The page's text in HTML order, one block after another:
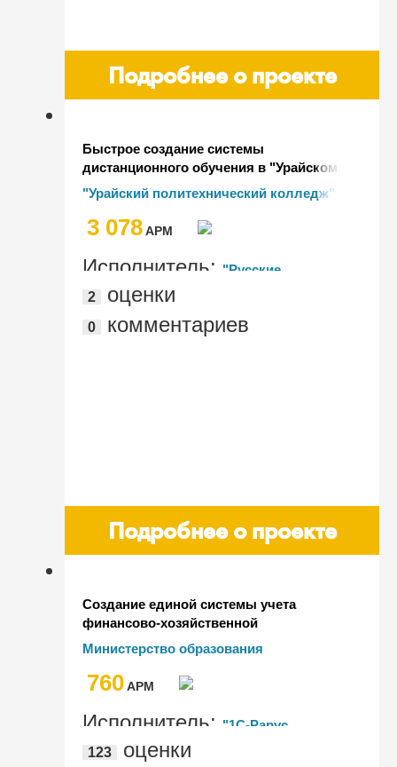
Подробнее о проекте
Быстрое создание системы
дистанционного обучения в "Урайском
политехническом колледже"
"Урайский политехнический колледж"
3 078AРМ
Исполнитель: "Русские
Решения"
2 оценки
0 комментариев
Подробнее о проекте
Создание единой системы учета
финансово-хозяйственной
деятельности 158 государственных
учреждений образования
Красноярского края
Министерство образования
760AРМ
Исполнитель: "1С-Рарус
Новосибирск"
123 оценки